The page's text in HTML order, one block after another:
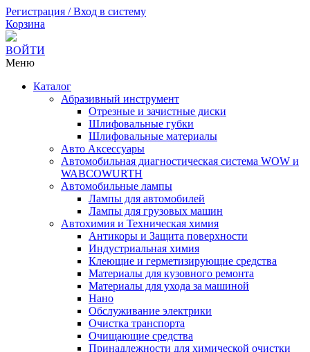
Регистрация / Вход в систему
Корзина
ВОЙТИ
Меню
Каталог
Абразивный инструмент
Отрезные и зачистные диски
Шлифовальные губки
Шлифовальные материалы
Авто Аксессуары
Автомобильная диагностическая система WOW и
WABCOWURTH
Автомобильные лампы
Лампы для автомобилей
Лампы для грузовых машин
Автохимия и Техническая химия
Антикоры и Защита поверхности
Индустриальная химия
Клеющие и герметизирующие средства
Материалы для кузовного ремонта
Материалы для ухода за машиной
Нано
Обслуживание электрики
Очистка транспорта
Очищающие средства
Принадлежности для химической очистки